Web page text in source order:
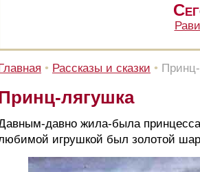
• Рассказы и сказки •
лягушка
давно жила-была
игрушкой был золотой